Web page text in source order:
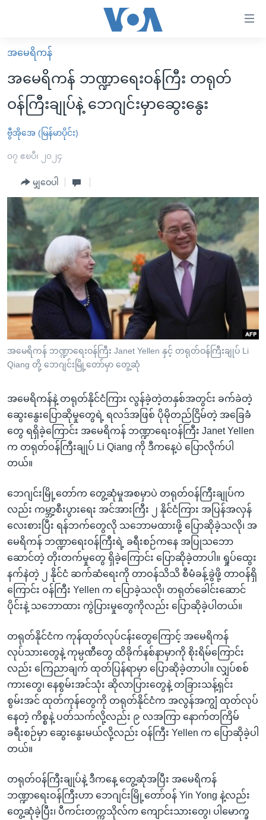
လွယ်ကူ
စေ
သည့်
Link
များ
ပင်မ
ကြည့်
ပင်မ
အ
ညွန်း
စာမျက်နှာ
သို့
ကျော်
ကြည့်
ရန်
ရန်
နေရာ
သို့
ကျော်
ရန်
မူလစာမျက်နှာ
မြန်မာ
ကမ္ဘာ့သတင်းများ
နိုင်ငံတကာ
အစ္စရေး-ပါလက်စတိုင်း
ဗွီဒီယို
အင်္ဂလိပ်စာလေ့လာမယ်
အမေရိကန်သုံးအီဒီယံ
မကြေးမုံရဲ့ အင်္ဂလိပ်စာ
ရုပ်ရှင်ထဲက အင်္ဂလိပ်စာ
သုတပဒေသာ အင်္ဂလိပ်စာ
အပတ်စဉ်ကဏ္ဍများ
ရေဒီယို
တီဗွီ
ရေဒီယိုနှင့်ရုပ်သံ အချက်အလက်များ
ရေဒီယို/တီဗွီအစီအစဉ်
Learning English
ဗွီအိုအေ လူမှုကွန်ယက်များ
အမေရိကန်
အမေရိကန် ဘဏ္ဍာရေးဝန်ကြီး တရုတ်
ဝန်ကြီးချုပ်နဲ့ ဘေဂျင်းမှာဆွေးနွေး
ဗွီအိုအေ (မြန်မာပိုင်း)
၀၇ ဧၿပီ၊ ၂၀၂၄
မျှဝေပါ
အမေရိကန် ဘဏ္ဍာရေးဝန်ကြီး Janet Yellen နှင့် တရုတ်ဝန်ကြီးချုပ် Li
Qiang တို့ ဘေဂျင်းမြို့တော်မှာ တွေ့ဆုံ
အမေရိကန်နဲ့ တရုတ်နိုင်ငံကြား လွန်ခဲ့တဲ့တနှစ်အတွင်း ခက်ခဲတဲ့
ဆွေးနွေးပြောဆိုမှုတွေရဲ့ ရလဒ်အဖြစ် ပိုမိုတည်ငြိမ်တဲ့ အခြေခံ
တွေ ရရှိခဲ့ကြောင်း အမေရိကန် ဘဏ္ဍာရေးဝန်ကြီး Janet Yellen
က တရုတ်ဝန်ကြီးချုပ် Li Qiang ကို ဒီကနေ့ပဲ ပြောလိုက်ပါ
တယ်။
ဘေဂျင်းမြို့တော်က တွေ့ဆုံမှုအစမှာပဲ တရုတ်ဝန်ကြီးချုပ်က
လည်း ကမ္ဘာ့စီးပွားရေး အင်အားကြီး ၂ နိုင်ငံကြား အပြန်အလှန်
လေးစားပြီး ရန်ဘက်တွေလို သဘောမထားဖို့ ပြောဆိုခဲ့သလို၊ အ
မေရိကန် ဘဏ္ဍာရေးဝန်ကြီးရဲ့ ခရီးစဉ်ကနေ အပြုသဘော
ဆောင်တဲ့ တိုးတက်မှုတွေ ရှိခဲ့ကြောင်း ပြောဆိုခဲ့တာပါ။ ရှုပ်ထွေး
နက်နဲတဲ့ ၂ နိုင်ငံ ဆက်ဆံရေးကို တာဝန်သိသိ စီမံခန့်ခွဲဖို့ တာဝန်ရှိ
ကြောင်း ဝန်ကြီး Yellen က ပြောခဲ့သလို၊ တရုတ်ခေါင်းဆောင်
ပိုင်းနဲ့ သဘောထား ကွဲပြားမှုတွေကိုလည်း ပြောဆိုခဲ့ပါတယ်။
တရုတ်နိုင်ငံက ကုန်ထုတ်လုပ်ငန်းတွေကြောင့် အမေရိကန်
လုပ်သားတွေနဲ့ ကုမ္ပဏီတွေ ထိခိုက်နစ်နာမှာကို စိုးရိမ်ကြောင်း
လည်း ကြေညာချက် ထုတ်ပြန်ရာမှာ ပြောဆိုခဲ့တာပါ။ လျှပ်စစ်
ကားတွေ၊ နေစွမ်းအင်သုံး ဆိုလာပြားတွေနဲ့ တခြားသန့်ရှင်း
စွမ်းအင် ထုတ်ကုန်တွေကို တရုတ်နိုင်ငံက အလွန်အကျွံ ထုတ်လုပ်
နေတဲ့ ကိစ္စနဲ့ ပတ်သက်လို့လည်း ၉ လအကြာ နောက်တကြိမ်
ခရီးစဉ်မှာ ဆွေးနွေးမယ်လို့လည်း ဝန်ကြီး Yellen က ပြောဆိုခဲ့ပါ
တယ်။
တရုတ်ဝန်ကြီးချုပ်နဲ့ ဒီကနေ့ တွေ့ဆုံအပြီး အမေရိကန်
ဘဏ္ဍာရေးဝန်ကြီးဟာ ဘေဂျင်းမြို့တော်ဝန် Yin Yong နဲ့လည်း
တွေ့ဆုံခဲ့ပြီး၊ ပီကင်းတက္ကသိုလ်က ကျောင်းသားတွေ၊ ပါမောက္ခ